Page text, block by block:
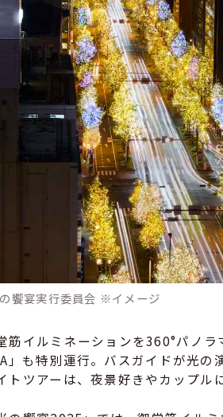
饗宴実行委員会 ※イメージ
筋イルミネーションを360°パノ
」も特別運行。バスガイドが光
トツアーは、夜景好きやカップル